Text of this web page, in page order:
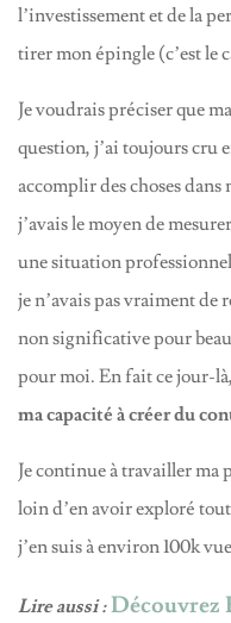
l’investissement et de la
tirer mon épingle (c’est le
Je voudrais préciser que
question, j’ai toujours cru
accomplir des choses dans
j’avais le moyen de
une situation
je n’avais pas vraiment
non significative pour
pour moi. En fait ce jour-là,
ma capacité à créer du
Je continue à travailler ma
loin d’en avoir exploré
j’en suis à environ 100k
Lire aussi : Découvrez